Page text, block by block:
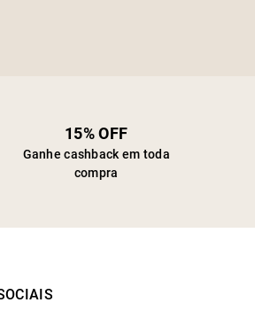
15% OFF
Ganhe cashback em toda
compra